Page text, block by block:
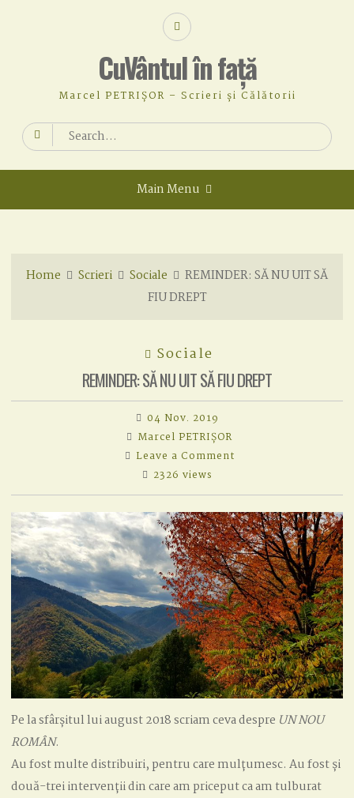
Facebook
CuVântul în față
Marcel PETRIȘOR – Scrieri și Călătorii
Search
for:
Main Menu
Home Scrieri Sociale
REMINDER: SĂ NU UIT SĂ
FIU DREPT
Sociale
REMINDER: SĂ NU UIT SĂ FIU DREPT
04 Nov. 2019
Marcel PETRIȘOR
Leave a Commenton
SĂ
NU
UIT
SĂ
FIU
DREPT
2326 views
Pe la sfârșitul lui august 2018 scriam ceva despre UN NOU
ROMÂN.
Au fost multe distribuiri, pentru care mulțumesc. Au fost și
două-trei intervenții din care am priceput ca am tulburat